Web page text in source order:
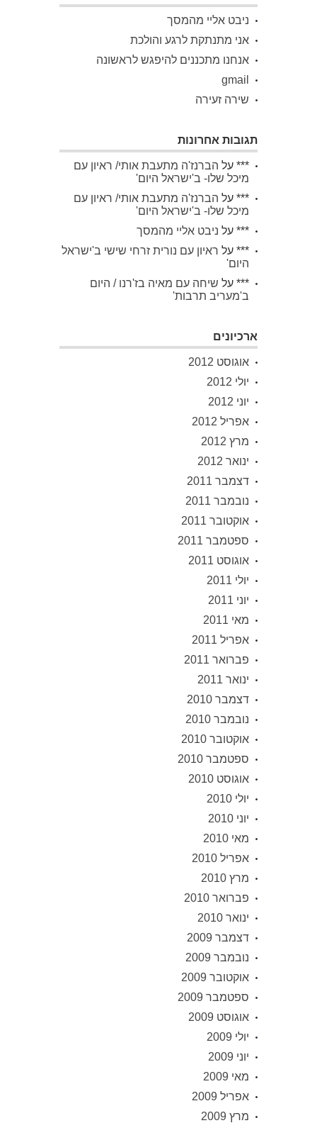
ניבט אליי מהמסך
אני מתנתקת לרגע והולכת
אנחנו מתכננים להיפגש לראשונה
gmail
שירה זעירה
תגובות אחרונות
*** על הברנז'ה מתעבת אותי/ ראיון עם
מיכל שלו- ב'ישראל היום'
*** על הברנז'ה מתעבת אותי/ ראיון עם
מיכל שלו- ב'ישראל היום'
*** על ניבט אליי מהמסך
*** על ראיון עם נורית זרחי שישי ב'ישראל
היום'
*** על שיחה עם מאיה בז'רנו / היום
ב'מעריב תרבות'
ארכיונים
אוגוסט 2012
יולי 2012
יוני 2012
אפריל 2012
מרץ 2012
ינואר 2012
דצמבר 2011
נובמבר 2011
אוקטובר 2011
ספטמבר 2011
אוגוסט 2011
יולי 2011
יוני 2011
מאי 2011
אפריל 2011
פברואר 2011
ינואר 2011
דצמבר 2010
נובמבר 2010
אוקטובר 2010
ספטמבר 2010
אוגוסט 2010
יולי 2010
יוני 2010
מאי 2010
אפריל 2010
מרץ 2010
פברואר 2010
ינואר 2010
דצמבר 2009
נובמבר 2009
אוקטובר 2009
ספטמבר 2009
אוגוסט 2009
יולי 2009
יוני 2009
מאי 2009
אפריל 2009
מרץ 2009